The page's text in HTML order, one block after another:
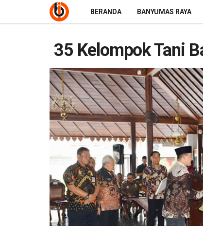
BERANDA BANYUMAS RAYA
35 Kelompok Tani